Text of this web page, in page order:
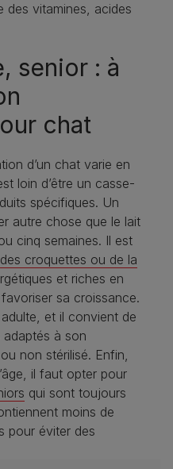
des vitamines, acides
senior : à
chat
d’un chat varie en
loin d’être un casse-
spécifiques. Un
autre chose que le lait
cinq semaines. Il est
des croquettes ou de la
et riches en
sa croissance.
et il convient de
adaptés à son
non stérilisé. Enfin,
il faut opter pour
qui sont toujours
moins de
pour éviter des